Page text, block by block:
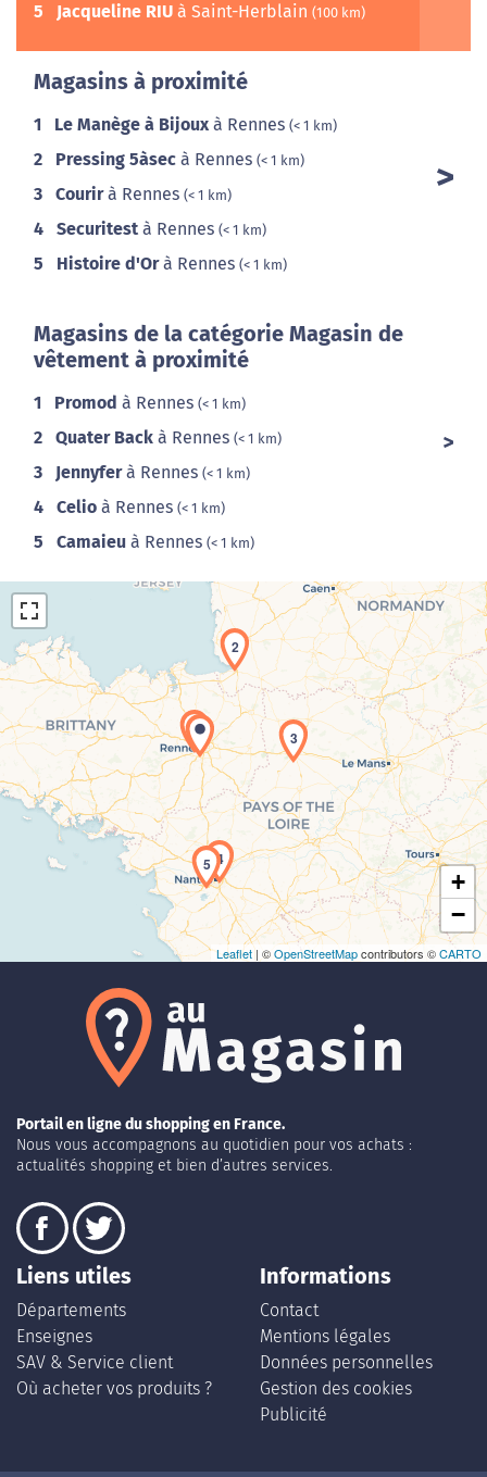
5 Jacqueline RIU à Saint-Herblain (100 km)
Magasins à proximité
1 Le Manège à Bijoux à Rennes (< 1 km)
2 Pressing 5àsec à Rennes (< 1 km)
3 Courirà Rennes (< 1 km)
4 Securitest à Rennes (< 1 km)
5 Histoire d'Orà Rennes (< 1 km)
Magasins de la catégorie Magasin de
vêtement à proximité
1 Promod à Rennes (< 1 km)
2 Quater Back à Rennes (< 1 km)
3 Jennyferà Rennes (< 1 km)
4 Celio à Rennes (< 1 km)
5 Camaieu à Rennes (< 1 km)
Chargement de la carte en cours...
1
2
3
4
5
+
−
Leaflet | ©OpenStreetMapcontributors ©CARTO
Portail en ligne du shopping en France.
Nous vous accompagnons au quotidien pour vos achats :
actualités shopping et bien d’autres services.
Liens utiles
Départements
Enseignes
SAV & Service client
Où acheter vos produits ?
Informations
Contact
Mentions légales
Données personnelles
Gestion des cookies
Publicité